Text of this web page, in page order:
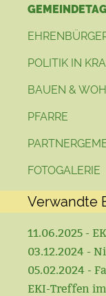
POLITIK IN
BAUEN &
PFARRE
FOTOGALERIE
Verwandte
11.06.2025 -
03.12.2024 -
05.02.2024 -
EKI-Treffen